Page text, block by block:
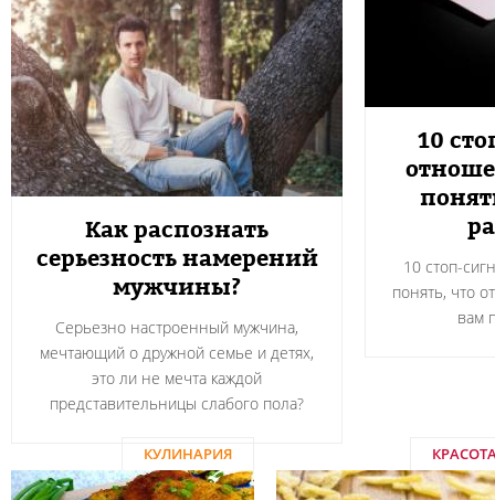
10
10 стоп-
понять, что
вам
Как распознать
серьезность намерений
мужчины?
Серьезно настроенный мужчина,
мечтающий о дружной семье и детях,
это ли не мечта каждой
представительницы слабого пола?
КУЛИНАРИЯ